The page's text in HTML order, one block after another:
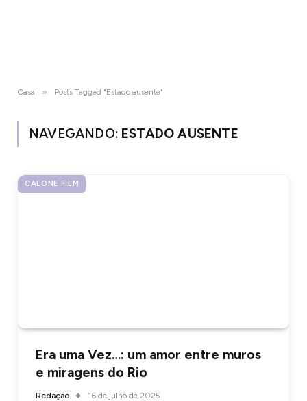
Casa » Posts Tagged "Estado ausente"
NAVEGANDO: ESTADO AUSENTE
CALONE FILM
Era uma Vez…: um amor entre muros
e miragens do Rio
Redação 16 de julho de 2025